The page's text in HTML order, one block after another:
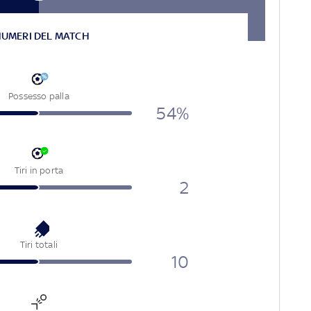
DEL MATCH
Possesso palla
54%
Tiri in porta
2
Tiri totali
10